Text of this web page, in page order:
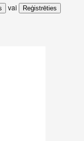
vai Reģistrēties